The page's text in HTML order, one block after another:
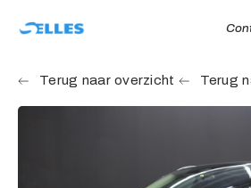
Home
Aanbod
Terug naar overzicht Terug